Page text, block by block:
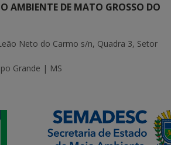
AMBIENTE DE MATO GROSSO DO
Neto do Carmo s/n, Quadra 3, Setor
Grande | MS